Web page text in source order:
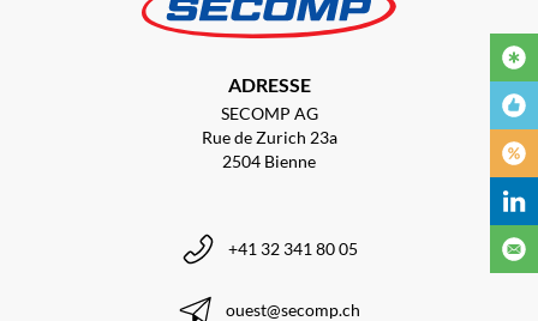
ADRESSE
SECOMP AG
Rue de Zurich 23a
2504 Bienne
+41 32 341 80 05
ouest@secomp.ch